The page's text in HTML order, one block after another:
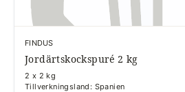
FINDUS
Jordärtskockspuré 2 kg
2 x 2 kg
Tillverkningsland: Spanien